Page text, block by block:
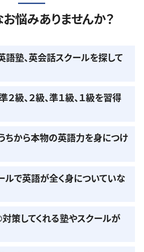
お悩みありませんか？
語塾、英会話スクールを探して
２級、２級、準１級、１級を習得
ちから本物の英語力を身につけ
ルで英語が全く身についていな
策してくれる塾やスクールが